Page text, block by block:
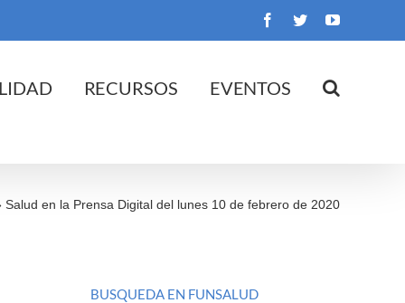
Facebook
TwitterYouTube
RECURSOS EVENTOS
Salud en la Prensa Digital del lunes 10 de febrero de 2020
BUSQUEDA EN FUNSALUD